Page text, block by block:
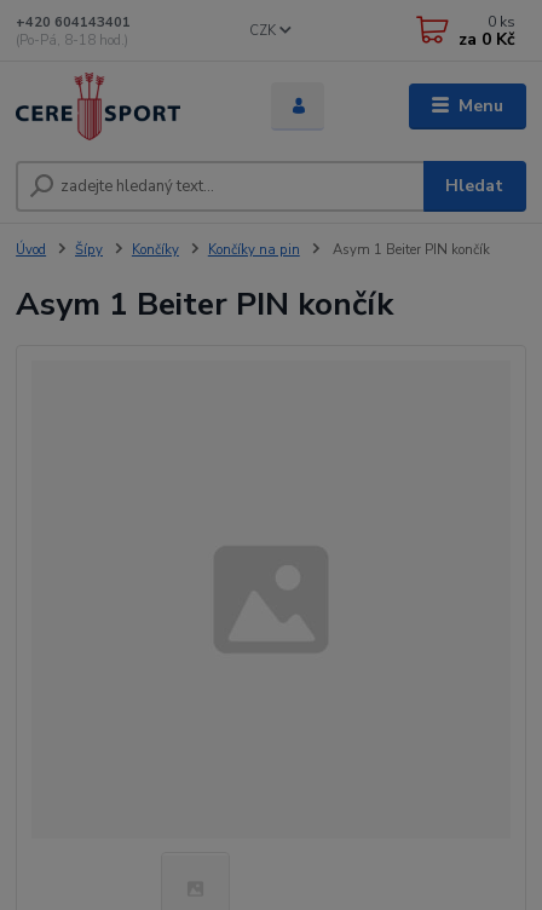
Menu
CZK
Hledat
+420 604143401
(Po-Pá, 8-18 hod.)
0 ks
za 0 Kč
Úvod Šípy Končíky Končíky na pin Asym 1 Beiter PIN končík
Asym 1 Beiter PIN končík